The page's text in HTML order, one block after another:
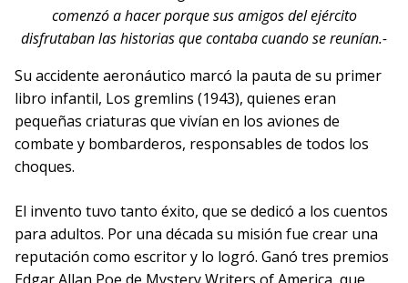
comenzó a hacer porque sus amigos del ejército
disfrutaban las historias que contaba cuando se reunían.-
Su accidente aeronáutico marcó la pauta de su primer
libro infantil, Los gremlins (1943), quienes eran
pequeñas criaturas que vivían en los aviones de
combate y bombarderos, responsables de todos los
choques.
El invento tuvo tanto éxito, que se dedicó a los cuentos
para adultos. Por una década su misión fue crear una
reputación como escritor y lo logró. Ganó tres premios